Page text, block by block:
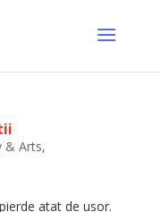
& Arts,
atat de usor.